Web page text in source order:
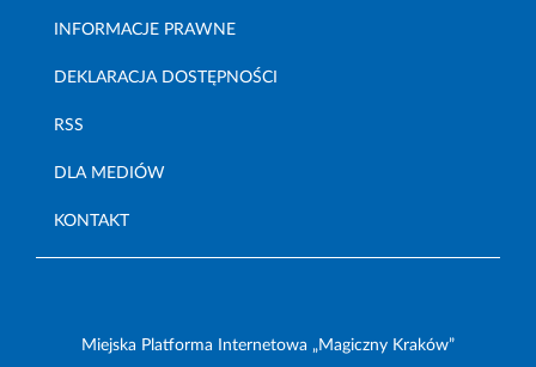
INFORMACJE PRAWNE
DEKLARACJA DOSTĘPNOŚCI
RSS
DLA MEDIÓW
KONTAKT
Miejska Platforma Internetowa „Magiczny Kraków”